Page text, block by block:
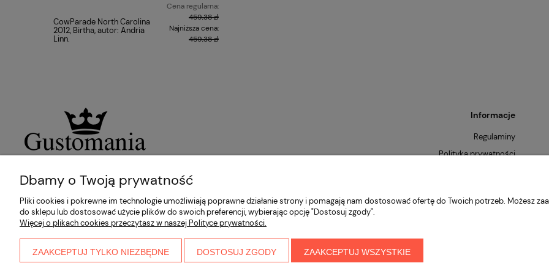
CowParade North Carolina
2012, Birtha, autor: Andria
Linn.
Cena regularna:
459,38 zł
Najniższa cena:
459,38 zł
Informacje
Regulaminy
Polityka prywatności
Dbamy o Twoją prywatność
Pliki cookies i pokrewne im technologie umożliwiają poprawne działanie strony i pomagają nam dostosować ofertę do Twoich potrzeb. Możesz
do sklepu lub dostosować użycie plików do swoich preferencji, wybierając opcję "Dostosuj zgody".
Więcej o plikach cookies przeczytasz w naszej Polityce prywatności.
ZAAKCEPTUJ TYLKO NIEZBĘDNE DOSTOSUJ ZGODY ZAAKCEPTUJ WSZYSTKIE